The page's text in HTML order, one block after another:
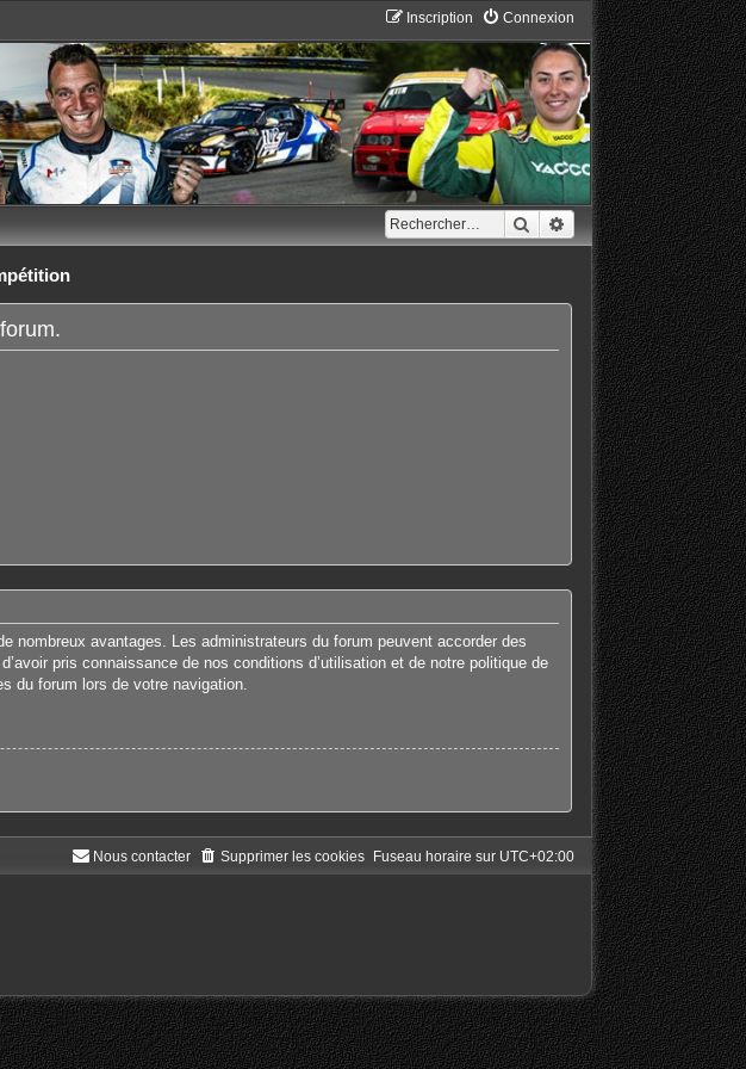
Connexion
Inscription
RechercherRecherche avancée
nombreux avantages. Les administrateurs du forum peuvent accorder des
pris connaissance de nos conditions d’utilisation et de notre politique de
du forum lors de votre navigation.
Fuseau horaire sur UTC+02:00
Supprimer les cookies
Nous contacter